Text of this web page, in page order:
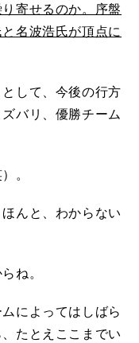
寄せるのか。序盤
名波浩氏が頂点に
して、今後の行方
バリ、優勝チーム
。
んと、わからない
ね。
によってはしばら
たとえここまでい